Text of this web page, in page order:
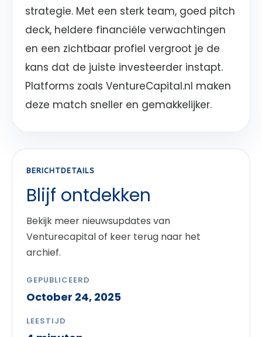
strategie. Met een sterk team, goed pitch
deck, heldere financiële verwachtingen
en een zichtbaar profiel vergroot je de
kans dat de juiste investeerder instapt.
Platforms zoals VentureCapital.nl maken
deze match sneller en gemakkelijker.
BERICHTDETAILS
Blijf ontdekken
Bekijk meer nieuwsupdates van
Venturecapital of keer terug naar het
archief.
GEPUBLICEERD
October 24, 2025
LEESTIJD